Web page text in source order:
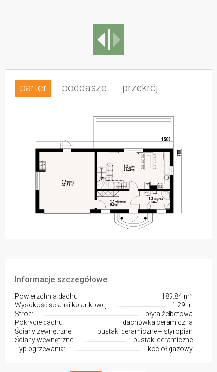
parter poddasze przekrój
Informacje szczegółowe
Powierzchnia dachu:
189.84 m²
Wysokość ścianki kolankowej:
1.29 m
Strop:
płyta żelbetowa
Pokrycie dachu:
dachówka ceramiczna
Ściany zewnętrzne:
pustaki ceramiczne + styropian
Ściany wewnętrzne:
pustaki ceramiczne
Typ ogrzewania:
kocioł gazowy